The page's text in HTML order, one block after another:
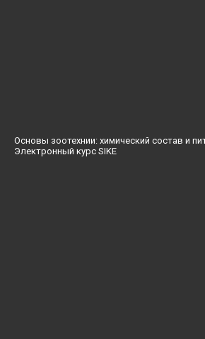
Основы зоотехнии: химический состав и
Электронный курс SIKE